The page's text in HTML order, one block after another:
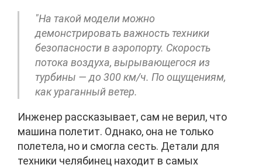
"На такой модели можно
демонстрировать важность техники
безопасности в аэропорту. Скорость
потока воздуха, вырывающегося из
турбины — до 300 км/ч. По ощущениям,
как ураганный ветер.
Инженер рассказывает, сам не верил, что
машина полетит. Однако, она не только
полетела, но и смогла сесть. Детали для
техники челябинец находит в самых